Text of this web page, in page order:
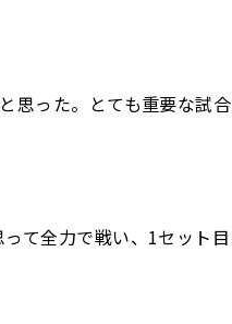
思った。とても重要な試
て全力で戦い、1セット